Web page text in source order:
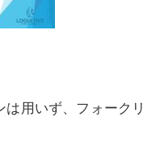
用いず、フォークリ